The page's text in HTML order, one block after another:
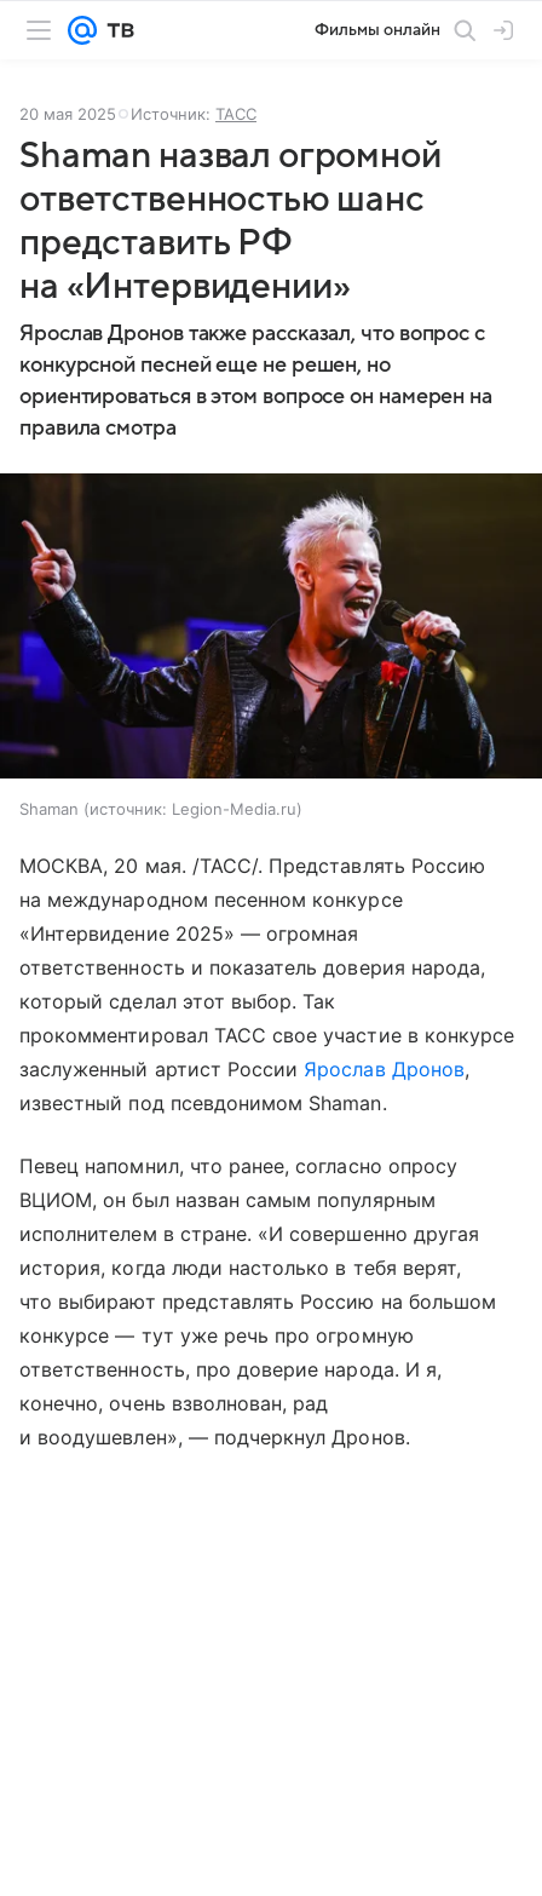
Фильмы онлайн
20 мая 2025 Источник: ТАСС
Shaman назвал огромной
ответственностью шанс
представить РФ
на «Интервидении»
Ярослав Дронов также рассказал, что вопрос с
конкурсной песней еще не решен, но
ориентироваться в этом вопросе он намерен на
правила смотра
Shaman источник: Legion-Media.ru
МОСКВА, 20 мая. /ТАСС/. Представлять Россию
на международном песенном конкурсе
«Интервидение 2025» — огромная
ответственность и показатель доверия народа,
который сделал этот выбор. Так
прокомментировал ТАСС свое участие в конкурсе
заслуженный артист России Ярослав Дронов,
известный под псевдонимом Shaman.
Певец напомнил, что ранее, согласно опросу
ВЦИОМ, он был назван самым популярным
исполнителем в стране. «И совершенно другая
история, когда люди настолько в тебя верят,
что выбирают представлять Россию на большом
конкурсе — тут уже речь про огромную
ответственность, про доверие народа. И я,
конечно, очень взволнован, рад
и воодушевлен», — подчеркнул Дронов.